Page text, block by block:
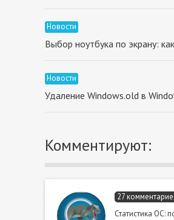
Новости
Выбор ноутбука по экрану:
Новости
Удаление Windows.old в
Комментируют:
27
Статистика ОС: